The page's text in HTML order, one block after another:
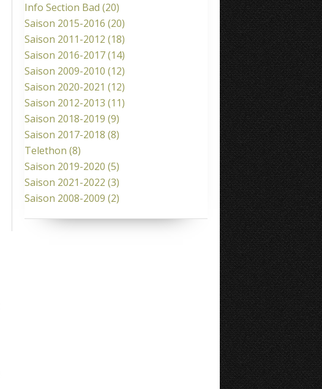
Info Section Bad (20)
Saison 2015-2016 (20)
Saison 2011-2012 (18)
Saison 2016-2017(14)
Saison 2009-2010 (12)
Saison 2020-2021 (12)
Saison 2012-2013 (11)
Saison 2018-2019 (9)
Saison 2017-2018 (8)
Telethon (8)
Saison 2019-2020 (5)
Saison 2021-2022 (3)
Saison 2008-2009 (2)